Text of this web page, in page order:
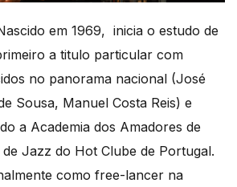
em 1969, inicia o estudo de
a titulo particular com
no panorama nacional (José
Sousa, Manuel Costa Reis) e
a Academia dos Amadores de
Jazz do Hot Clube de Portugal.
como free-lancer na